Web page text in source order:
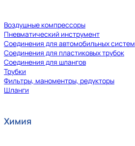
Воздушные компрессоры
Пневматический инструмент
Соединения для автомобильных систем
Соединения для пластиковых трубок
Соединения для шлангов
Трубки
Фильтры, маноментры, редукторы
Шланги
Химия